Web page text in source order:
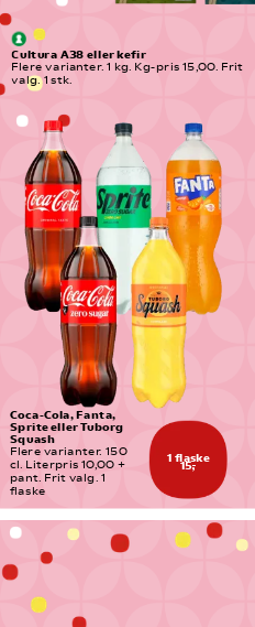
1 flaske
15,-
Coca-Cola, Fanta,
Sprite eller Tuborg
Squash
Flere varianter. 150
cl. Literpris 10,00 +
pant. Frit valg. 1
flaske
Cultura A38 eller kefir
Flere varianter. 1 kg. Kg-pris 15,00. Frit
valg. 1 stk.